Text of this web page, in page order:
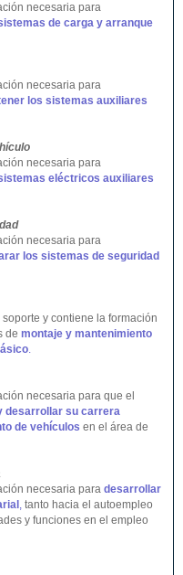
necesaria para
de carga y arranque
necesaria para
los sistemas auxiliares
necesaria para
eléctricos auxiliares
necesaria para
los sistemas de seguridad
y contiene la formación
de montaje y mantenimiento
.
necesaria para que el
desarrollar su carrera
de vehículos en el área de
necesaria para desarrollar
, tanto hacia el autoempleo
y funciones en el empleo